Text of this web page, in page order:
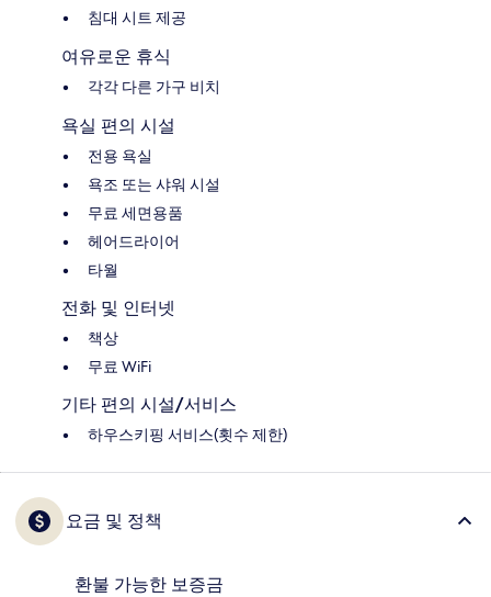
침대 시트 제공
여유로운 휴식
각각 다른 가구 비치
욕실 편의 시설
전용 욕실
욕조 또는 샤워 시설
무료 세면용품
헤어드라이어
타월
전화 및 인터넷
책상
무료 WiFi
기타 편의 시설/서비스
하우스키핑 서비스(횟수 제한)
요금 및 정책
환불 가능한 보증금